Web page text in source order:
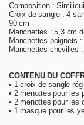
Composition :
Croix de sangle : 4
90 cm
Manchettes : 5,3 cm
Manchettes poignets
Manchettes chevilles
CONTENU DU
• 1 croix de sangle
• 2 menottes pour les
• 2 menottes pour les
• 1 masque pour les